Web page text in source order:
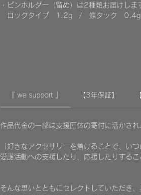
・ピンホルダー（留め）は2種類お届けしま
ロックタイプ 1.2g / 蝶タック 0.4g
『 we support 』 【3年保証】
作品代金の一部は支援団体の寄付に活かされ
「好きなアクセサリーを着けることで、い
愛護活動への支援したり、応援したりするこ
そんな思いとともにセレクトしていただき